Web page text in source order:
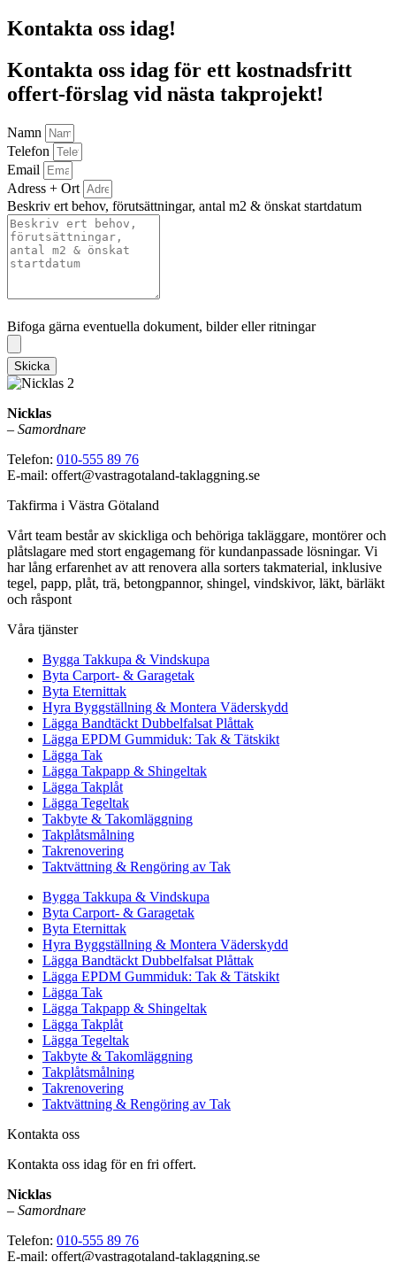
Kontakta oss idag!
Kontakta oss idag för ett kostnadsfritt
offert-förslag vid nästa takprojekt!
Namn
Telefon
Email
Adress + Ort
Beskriv ert behov, förutsättningar, antal m2 & önskat startdatum
Bifoga gärna eventuella dokument, bilder eller ritningar
Skicka
Nicklas
– Samordnare
Telefon: 010-555 89 76
E-mail: offert@vastragotaland-taklaggning.se
Takfirma i Västra Götaland
Vårt team består av skickliga och behöriga takläggare, montörer och
plåtslagare med stort engagemang för kundanpassade lösningar. Vi
har lång erfarenhet av att renovera alla sorters takmaterial, inklusive
tegel, papp, plåt, trä, betongpannor, shingel, vindskivor, läkt, bärläkt
och råspont
Våra tjänster
Bygga Takkupa & Vindskupa
Byta Carport- & Garagetak
Byta Eternittak
Hyra Byggställning & Montera Väderskydd
Lägga Bandtäckt Dubbelfalsat Plåttak
Lägga EPDM Gummiduk: Tak & Tätskikt
Lägga Tak
Lägga Takpapp & Shingeltak
Lägga Takplåt
Lägga Tegeltak
Takbyte & Takomläggning
Takplåtsmålning
Takrenovering
Taktvättning & Rengöring av Tak
Bygga Takkupa & Vindskupa
Byta Carport- & Garagetak
Byta Eternittak
Hyra Byggställning & Montera Väderskydd
Lägga Bandtäckt Dubbelfalsat Plåttak
Lägga EPDM Gummiduk: Tak & Tätskikt
Lägga Tak
Lägga Takpapp & Shingeltak
Lägga Takplåt
Lägga Tegeltak
Takbyte & Takomläggning
Takplåtsmålning
Takrenovering
Taktvättning & Rengöring av Tak
Kontakta oss
Kontakta oss idag för en fri offert.
Nicklas
– Samordnare
Telefon: 010-555 89 76
E-mail: offert@vastragotaland-taklaggning.se